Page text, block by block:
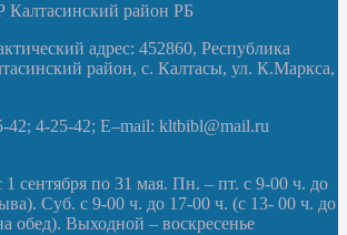
район РБ
адрес: 452860, Республика
район, с. Калтасы, ул. К.Маркса,
42; 4-25-42; E–mail: kltbibl@mail.ru
сентября по 31 мая. Пн. – пт. с 9-00 ч. до
Суб. с 9-00 ч. до 17-00 ч. (с 13- 00 ч. до
обед). Выходной – воскресенье